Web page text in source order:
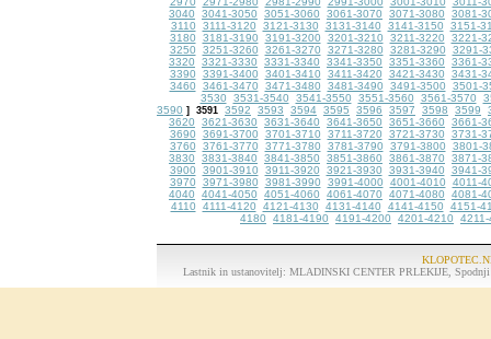
3040
3041-3050 3051-3060 3061-3070 3071-3080
3081-
3110
3111-3120 3121-3130 3131-3140 3141-3150
3151-
3180
3181-3190 3191-3200 3201-3210 3211-3220
3221-
3250
3251-3260 3261-3270 3271-3280 3281-3290
3291-
3320
3321-3330 3331-3340 3341-3350 3351-3360
3361-
3390
3391-3400 3401-3410 3411-3420 3421-3430
3431-
3460
3461-3470 3471-3480 3481-3490 3491-3500
3501-
3530
3531-3540 3541-3550 3551-3560 3561-3570
3590 ] 3591 3592 3593 3594 3595 3596 3597 3598 3599
3620
3621-3630 3631-3640 3641-3650 3651-3660
3661-
3690
3691-3700 3701-3710 3711-3720 3721-3730
3731-
3760
3761-3770 3771-3780 3781-3790 3791-3800
3801-
3830
3831-3840 3841-3850 3851-3860 3861-3870
3871-
3900
3901-3910 3911-3920 3921-3930 3931-3940
3941-
3970
3971-3980 3981-3990 3991-4000 4001-4010
4011-
4040
4041-4050 4051-4060 4061-4070 4071-4080
4081-
4110
4111-4120 4121-4130 4131-4140 4141-4150
4151-
4180
4181-4190 4191-4200 4201-4210
Lastnik in ustanovitelj: MLADINSKI CENTER PRLEKIJE,